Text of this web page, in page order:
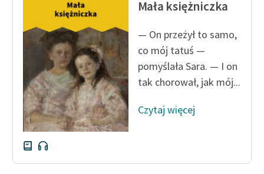
Mała księżniczka
— On przeżył to samo,
co mój tatuś —
pomyślała Sara. — I on
tak chorował, jak mój...
Czytaj więcej